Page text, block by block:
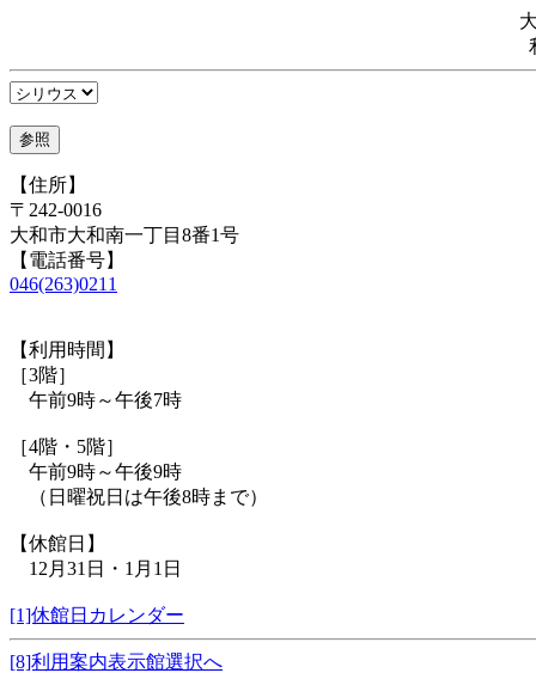
【住所】
〒242-0016
大和市大和南一丁目8番1号
【電話番号】
046(263)0211
【利用時間】
［3階］
午前9時～午後7時
［4階・5階］
午前9時～午後9時
（日曜祝日は午後8時まで）
【休館日】
12月31日・1月1日
[1]休館日カレンダー
[8]利用案内表示館選択へ